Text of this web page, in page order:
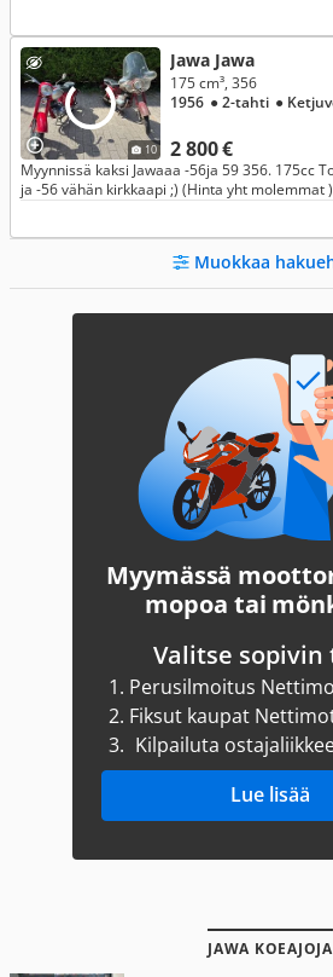
10
Jawa Jawa
2 800 €
175 cm³, 356
1956 ● 2-tahti ●
Myynnissä kaksi Jawaaa -56ja 59 356. 175cc Toinen 59 täysin alkuperäinen
ja -56 vähän kirkkaapi ;) (Hinta yht
Muokkaa
Myymässä
mopoa tai
Valitse sopivin
1. Perusilmoitus
2. Fiksut kaupat
3. Kilpailuta
Lue lisää
JAWA KOEAJOJA